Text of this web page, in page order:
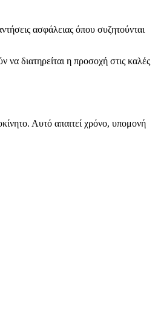
ασφάλειας όπου συζητούνται
να διατηρείται η προσοχή στις καλές
Αυτό απαιτεί χρόνο, υπομονή